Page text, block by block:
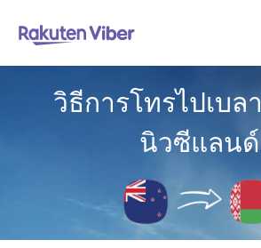
วิธีการโทรไปเบล
นิวซีแลนด์